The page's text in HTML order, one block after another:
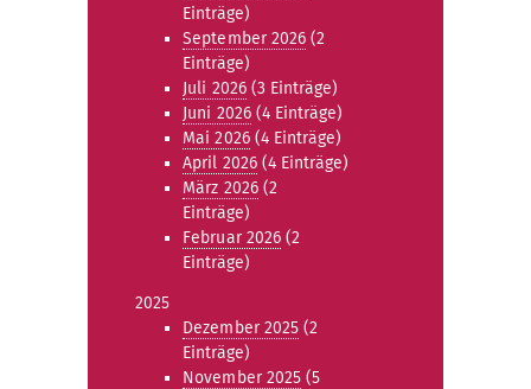
Einträge)
September 2026 (2
Einträge)
Juli 2026(3 Einträge)
Juni 2026(4 Einträge)
Mai 2026(4 Einträge)
April 2026 (4 Einträge)
März 2026(2
Einträge)
Februar 2026 (2
Einträge)
2025
Dezember 2025 (2
Einträge)
November 2025 (5